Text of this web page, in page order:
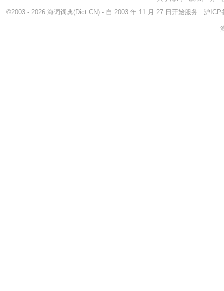
©2003 - 2026 海词词典(Dict.CN) - 自 2003 年 11 月 27 日开始服务 沪ICP